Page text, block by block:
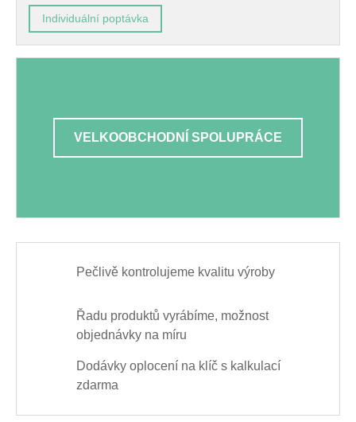
Individuální poptávka
VELKOOBCHODNÍ SPOLUPRÁCE
Pečlivě kontrolujeme kvalitu výroby
Řadu produktů vyrábíme, možnost
objednávky na míru
Dodávky oplocení na klíč s kalkulací
zdarma